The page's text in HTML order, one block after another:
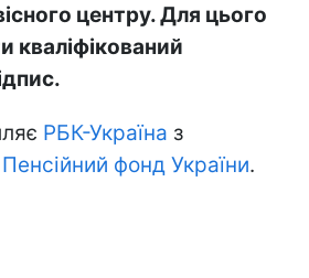
центру. Для цього
кваліфікований
РБК-Україна з
Пенсійний фонд України.